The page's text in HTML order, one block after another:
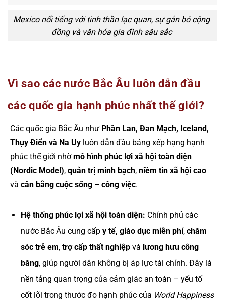
Mexico nổi tiếng với tinh thần lạc quan, sự gắn bó cộng
đồng và văn hóa gia đình sâu sắc
Vì sao các nước Bắc Âu luôn dẫn đầu
các quốc gia hạnh phúc nhất thế giới?
Các quốc gia Bắc Âu như Phần Lan, Đan Mạch, Iceland,
Thụy Điển và Na Uy luôn dẫn đầu bảng xếp hạng hạnh
phúc thế giới nhờmô hình phúc lợi xã hội toàn diện
(Nordic Model), quản trị minh bạch, niềm tin xã hội cao
và cân bằng cuộc sống – công việc.
Hệ thống phúc lợi xã hội toàn diện: Chính phủ các
nước Bắc Âu cung cấp y tế, giáo dục miễn phí, chăm
sóc trẻ em, trợ cấp thất nghiệpvà lương hưu công
bằng, giúp người dân không bị áp lực tài chính. Đây là
nền tảng quan trọng của cảm giác an toàn – yếu tố
cốt lõi trong thước đo hạnh phúc của World Happiness